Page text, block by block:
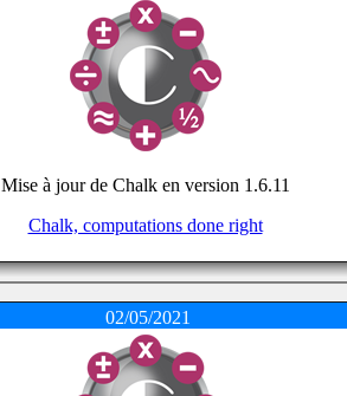
Mise à jour de Chalk en version 1.6.11
Chalk, computations done right
02/05/2021